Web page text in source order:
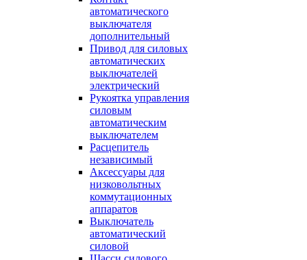
автоматического
выключателя
дополнительный
Привод для силовых
автоматических
выключателей
электрический
Рукоятка управления
силовым
автоматическим
выключателем
Расцепитель
независимый
Аксессуары для
низковольтных
коммутационных
аппаратов
Выключатель
автоматический
силовой